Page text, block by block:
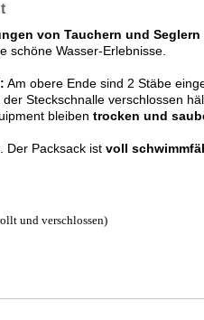
von Tauchern und Seglern
schöne Wasser-Erlebnisse.
Am obere Ende sind 2 Stäbe
Steckschnalle verschlossen
bleiben trocken und
Der Packsack ist voll
und verschlossen)